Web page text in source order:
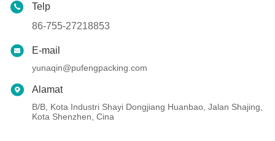
Telp
86-755-27218853
E-mail
yunaqin@pufengpacking.com
Alamat
B/B, Kota Industri Shayi Dongjiang Huanbao, Jalan Shajing,
Kota Shenzhen, Cina